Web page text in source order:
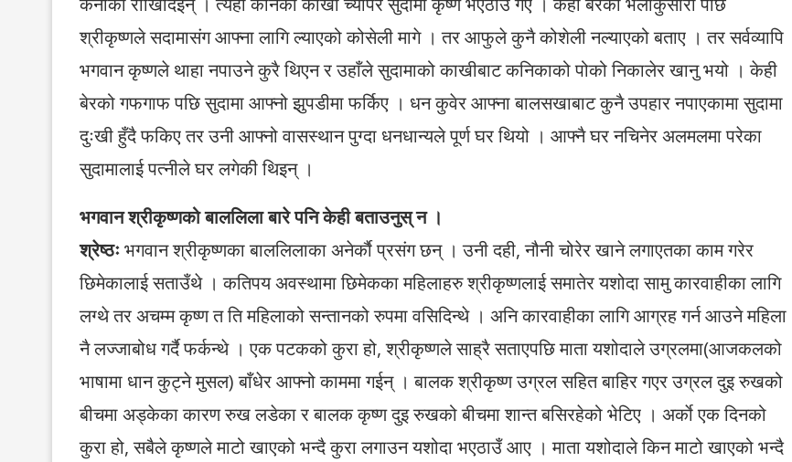
श्रीकृष्णले सदामासंग आफ्ना लागि ल्याएको कोसेली मागे । तर आफुले कुनै कोशेली नल्याएको बताए । तर सर्वव्यापि
भगवान कृष्णले थाहा नपाउने कुरै थिएन र उहाँले सुदामाको काखीबाट कनिकाको पोको निकालेर खानु भयो । केही
बेरको गफगाफ पछि सुदामा आफ्नो झुपडीमा फर्किए । धन कुवेर आफ्ना बालसखाबाट कुनै उपहार नपाएकामा सुदामा
दुःखी हुँदै फकिए तर उनी आफ्नो वासस्थान पुग्दा धनधान्यले पूर्ण घर थियो । आफ्नै घर नचिनेर अलमलमा परेका
सुदामालाई पत्नीले घर लगेकी थिइन् ।
भगवान श्रीकृष्णको बाललिला बारे पनि केही बताउनुस् न ।
श्रेष्ठःभगवान श्रीकृष्णका बाललिलाका अनेर्काै प्रसंग छन् । उनी दही, नौनी चोरेर खाने लगाएतका काम गरेर
छिमेकालाई सताउँथे । कतिपय अवस्थामा छिमेकका महिलाहरु श्रीकृष्णलाई समातेर यशोदा सामु कारवाहीका लागि
लग्थे तर अचम्म कृष्ण त ति महिलाको सन्तानको रुपमा वसिदिन्थे । अनि कारवाहीका लागि आग्रह गर्न आउने महिला
नै लज्जाबोध गर्दै फर्कन्थे । एक पटकको कुरा हो, श्रीकृष्णले साह्रै सताएपछि माता यशोदाले उग्रलमा(आजकलको
भाषामा धान कुट्ने मुसल) बाँधेर आफ्नो काममा गईन् । बालक श्रीकृष्ण उग्रल सहित बाहिर गएर उग्रल दुइ रुखको
बीचमा अड्केका कारण रुख लडेका र बालक कृष्ण दुइ रुखको बीचमा शान्त बसिरहेको भेटिए । अर्काे एक दिनको
कुरा हो, सबैले कृष्णले माटो खाएको भन्दै कुरा लगाउन यशोदा भएठाउँ आए । माता यशोदाले किन माटो खाएको भन्दै